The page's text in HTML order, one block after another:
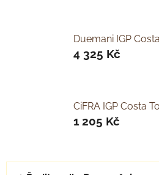
Duemani IGP
4 325 Kč
CiFRA IGP Costa
1 205 Kč